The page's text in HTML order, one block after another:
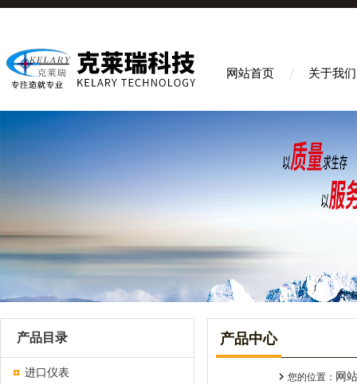
网站首页 关于我们
产品目录
进口仪表
产品中心
您的位置： 网